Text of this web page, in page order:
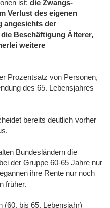
ist:die Zwangs-
Verlust des eigenen
angesichts der
Beschäftigung Älterer,
weitere
Prozentsatz von Personen,
des 65. Lebensjahres
bereits deutlich vorher
Bundesländern die
der Gruppe 60-65 Jahre nur
ihre Rente nur noch
früher.
(60. bis 65. Lebensjahr)